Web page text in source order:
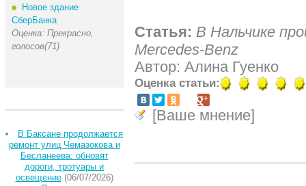
Новое здание
СберБанка
Оценка: Прекрасно,
голосов(71)
В Баксане продолжается
ремонт улиц Чемазокова и
Бесланеева: обновят
дороги, тротуары и
освещение(06/07/2026)
Статья: В Нальчике
Mercedes-Benz
Автор: Алина Гуенко
Оценка статьи:
[Ваше мнение]